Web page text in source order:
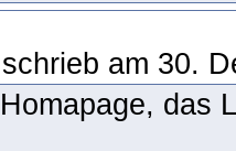
schrieb am 30.
das